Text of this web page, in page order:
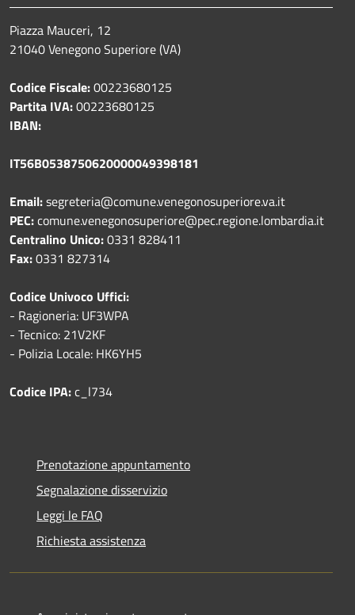
Piazza Mauceri, 12
21040 Venegono Superiore (VA)
Codice Fiscale:00223680125
Partita IVA:00223680125
IBAN:
IT56B0538750620000049398181
Email:segreteria@comune.venegonosuperiore.va.it
PEC:comune.venegonosuperiore@pec.regione.lombardia.it
Centralino Unico:0331 828411
Fax:0331 827314
Codice Univoco Uffici:
- Ragioneria: UF3WPA
- Tecnico: 21V2KF
- Polizia Locale: HK6YH5
Codice IPA:c_l734
Prenotazione appuntamento
Segnalazione disservizio
Leggi le FAQ
Richiesta assistenza